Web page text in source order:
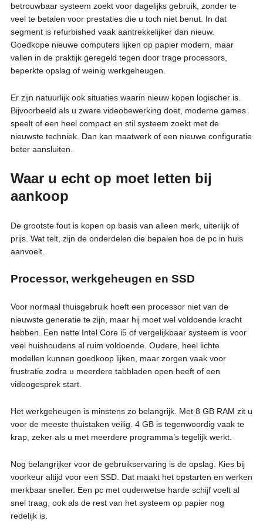
betrouwbaar systeem zoekt voor dagelijks gebruik, zonder te
veel te betalen voor prestaties die u toch niet benut. In dat
segment is refurbished vaak aantrekkelijker dan nieuw.
Goedkope nieuwe computers lijken op papier modern, maar
vallen in de praktijk geregeld tegen door trage processors,
beperkte opslag of weinig werkgeheugen.
Er zijn natuurlijk ook situaties waarin nieuw kopen logischer is.
Bijvoorbeeld als u zware videobewerking doet, moderne games
speelt of een heel compact en stil systeem zoekt met de
nieuwste techniek. Dan kan maatwerk of een nieuwe configuratie
beter aansluiten.
Waar u echt op moet letten bij
aankoop
De grootste fout is kopen op basis van alleen merk, uiterlijk of
prijs. Wat telt, zijn de onderdelen die bepalen hoe de pc in huis
aanvoelt.
Processor, werkgeheugen en SSD
Voor normaal thuisgebruik hoeft een processor niet van de
nieuwste generatie te zijn, maar hij moet wel voldoende kracht
hebben. Een nette Intel Core i5 of vergelijkbaar systeem is voor
veel huishoudens al ruim voldoende. Oudere, heel lichte
modellen kunnen goedkoop lijken, maar zorgen vaak voor
frustratie zodra u meerdere tabbladen open heeft of een
videogesprek start.
Het werkgeheugen is minstens zo belangrijk. Met 8 GB RAM zit u
voor de meeste thuistaken veilig. 4 GB is tegenwoordig vaak te
krap, zeker als u met meerdere programma’s tegelijk werkt.
Nog belangrijker voor de gebruikservaring is de opslag. Kies bij
voorkeur altijd voor een SSD. Dat maakt het opstarten en werken
merkbaar sneller. Een pc met ouderwetse harde schijf voelt al
snel traag, ook als de rest van het systeem op papier nog
redelijk is.